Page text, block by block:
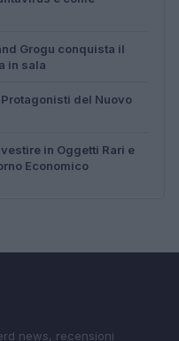
Grogu conquista il
in sala
del Nuovo
in Oggetti Rari e
Economico
news, recensioni